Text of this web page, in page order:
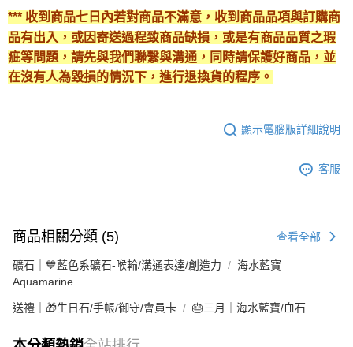
*** 收到商品七日內若對商品不滿意，收到商品品項與訂購商
品有出入，或因寄送過程致商品缺損，或是有商品品質之瑕
疵等問題，請先與我們聯繫與溝通，同時請保護好商品，並
在沒有人為毀損的情況下，進行退換貨的程序。
顯示電腦版詳細說明
客服
商品相關分類 (5) 查看全部
礦石｜💙藍色系礦石-喉輪/溝通表達/創造力
海水藍寶
Aquamarine
送禮｜🎁生日石/手帳/御守/會員卡 🎂三月｜海水藍寶/血石